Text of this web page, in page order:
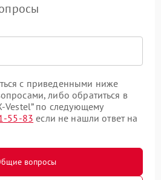
с приведенными ниже
либо обратиться в
Vestel” по следующему
55-83 если не нашли ответ на
вопросы